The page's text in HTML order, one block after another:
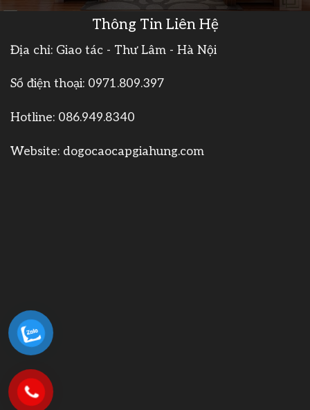
Thông Tin Liên Hệ
Địa chỉ: Giao tác - Thư Lâm - Hà Nội
Số điện thoại: 0971.809.397
Hotline: 086.949.8340
Website: dogocaocapgiahung.com